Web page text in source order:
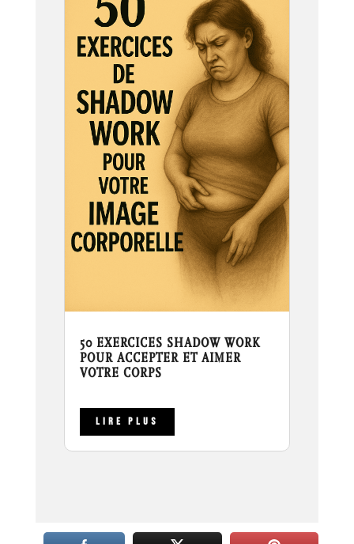
50 EXERCICES SHADOW WORK
POUR ACCEPTER ET AIMER
VOTRE CORPS
LIRE PLUS